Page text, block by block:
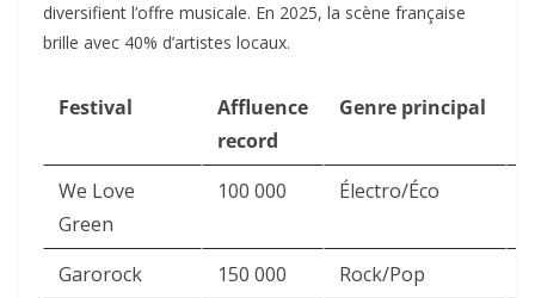
diversifient l’offre musicale. En 2025, la scène française
brille avec 40% d’artistes locaux.​
Festival
Affluence
record
Genre principal
We Love
Green
100 000 Électro/Éco
Garorock 150 000 Rock/Pop